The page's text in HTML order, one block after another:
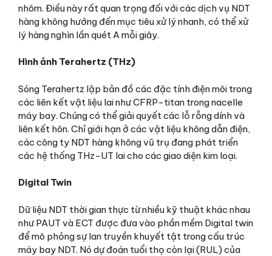
nhôm. Điều này rất quan trọng đối với các dịch vụ NDT
hàng không hướng đến mục tiêu xử lý nhanh, có thể xử
lý hàng nghìn lần quét A mỗi giây.
Hình ảnh Terahertz (THz)
Sóng Terahertz lập bản đồ các đặc tính điện môi trong
các liên kết vật liệu lai như CFRP-titan trong nacelle
máy bay. Chúng có thể giải quyết các lỗ rỗng dính và
liên kết hôn. Chỉ giới hạn ở các vật liệu không dẫn điện,
các công ty NDT hàng không vũ trụ đang phát triển
các hệ thống THz-UT lai cho các giao diện kim loại.
Digital Twin
Dữ liệu NDT thời gian thực từ nhiều kỹ thuật khác nhau
như PAUT và ECT được đưa vào phần mềm Digital twin
để mô phỏng sự lan truyền khuyết tật trong cấu trúc
máy bay NDT. Nó dự đoán tuổi thọ còn lại (RUL) của